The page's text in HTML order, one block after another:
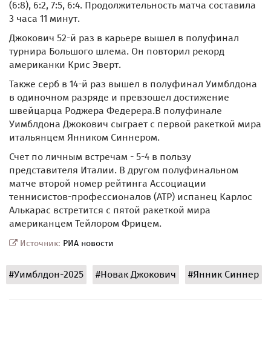
(6:8), 6:2, 7:5, 6:4. Продолжительность матча составила
3 часа 11 минут.
Джокович 52-й раз в карьере вышел в полуфинал
турнира Большого шлема. Он повторил рекорд
американки Крис Эверт.
Также серб в 14-й раз вышел в полуфинал Уимблдона
в одиночном разряде и превзошел достижение
швейцарца Роджера Федерера.В полуфинале
Уимблдона Джокович сыграет с первой ракеткой мира
итальянцем Янником Синнером.
Счет по личным встречам - 5-4 в пользу
представителя Италии. В другом полуфинальном
матче второй номер рейтинга Ассоциации
теннисистов-профессионалов (ATP) испанец Карлос
Алькарас встретится с пятой ракеткой мира
американцем Тейлором Фрицем.
Источник: РИА новости
#Уимблдон-2025 #Новак Джокович #Янник Синнер